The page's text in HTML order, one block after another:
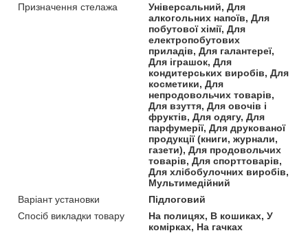
Призначення стелажа
Універсальний, Для
алкогольних напоїв, Для
побутової хімії, Для
електропобутових
приладів, Для галантереї,
Для іграшок, Для
кондитерських виробів, Для
косметики, Для
непродовольчих товарів,
Для взуття, Для овочів і
фруктів, Для одягу, Для
парфумерії, Для друкованої
продукції (книги, журнали,
газети), Для продовольчих
товарів, Для спорттоварів,
Для хлібобулочних виробів,
Мультимедійний
Варіант установки
Підлоговий
Спосіб викладки товару
На полицях, В кошиках, У
комірках, На гачках